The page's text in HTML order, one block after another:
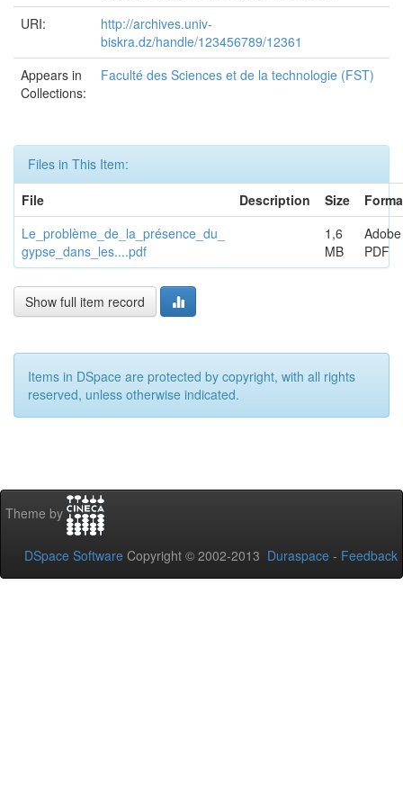
URI:
http://archives.univ-
biskra.dz/handle/123456789/12361
Appears in
Collections:
Faculté des Sciences et de la technologie (FST)
Files in This Item:
File
Description Size
Le_problème_de_la_présence_du_
gypse_dans_les....pdf
1,6
MB
Adobe
PDF
Show full item record
Items in DSpace are protected by copyright, with all rights
reserved, unless otherwise indicated.
Theme by
DSpace Software Copyright © 2002-2013 Duraspace - Feedback